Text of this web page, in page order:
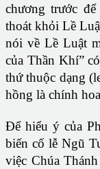
chương trước
thoát khỏi Lề
nói về Lề Luật
của Thần Khí”
thứ thuộc dạng
hồng là chính
Để hiểu ý của
biến cố lễ Ngũ
việc Chúa